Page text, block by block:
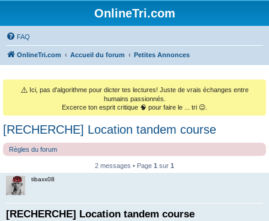
OnlineTri.com
FAQ
OnlineTri.com Accueil du forum Petites Annonces
⚠️ Ici, pas d'algorithme pour dicter tes lectures! Juste de vrais échanges entre
humains passionnés.
Excerce ton esprit critique 🧠 pour faire le ... tri 😉.
[RECHERCHE] Location tandem course
Règles du forum
2 messages • Page 1 sur 1
tibaxx08
[RECHERCHE] Location tandem course